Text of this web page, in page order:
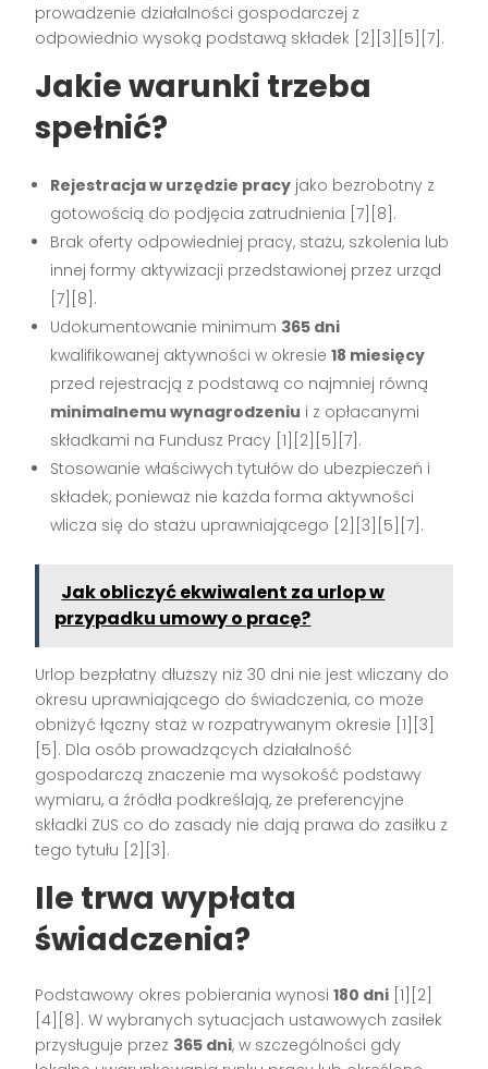
prowadzenie działalności gospodarczej z
odpowiednio wysoką podstawą składek [2][3][5][7].
Jakie warunki trzeba
spełnić?
Rejestracja w urzędzie pracy jako bezrobotny z
gotowością do podjęcia zatrudnienia [7][8].
Brak oferty odpowiedniej pracy, stażu, szkolenia lub
innej formy aktywizacji przedstawionej przez urząd
[7][8].
Udokumentowanie minimum 365 dni
kwalifikowanej aktywności w okresie18 miesięcy
przed rejestracją z podstawą co najmniej równą
minimalnemu wynagrodzeniu i z opłacanymi
składkami na Fundusz Pracy [1][2][5][7].
Stosowanie właściwych tytułów do ubezpieczeń i
składek, ponieważ nie każda forma aktywności
wlicza się do stażu uprawniającego [2][3][5][7].
Jak obliczyć ekwiwalent za urlop w
przypadku umowy o pracę?
Urlop bezpłatny dłuższy niż 30 dni nie jest wliczany do
okresu uprawniającego do świadczenia, co może
obniżyć łączny staż w rozpatrywanym okresie [1][3]
[5]. Dla osób prowadzących działalność
gospodarczą znaczenie ma wysokość podstawy
wymiaru, a źródła podkreślają, że preferencyjne
składki ZUS co do zasady nie dają prawa do zasiłku z
tego tytułu [2][3].
Ile trwa wypłata
świadczenia?
Podstawowy okres pobierania wynosi180 dni [1][2]
[4][8]. W wybranych sytuacjach ustawowych zasiłek
przysługuje przez 365 dni, w szczególności gdy